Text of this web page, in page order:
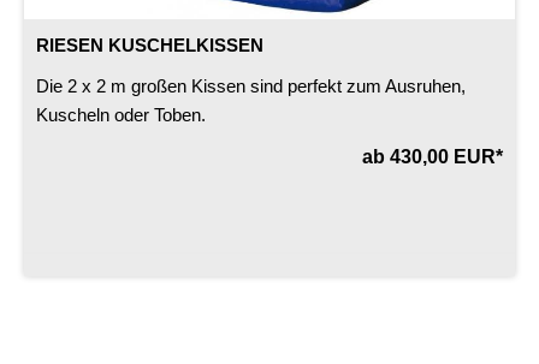
RIESEN KUSCHELKISSEN
Die 2 x 2 m großen Kissen sind perfekt zum Ausruhen,
Kuscheln oder Toben.
ab 430,00 EUR*